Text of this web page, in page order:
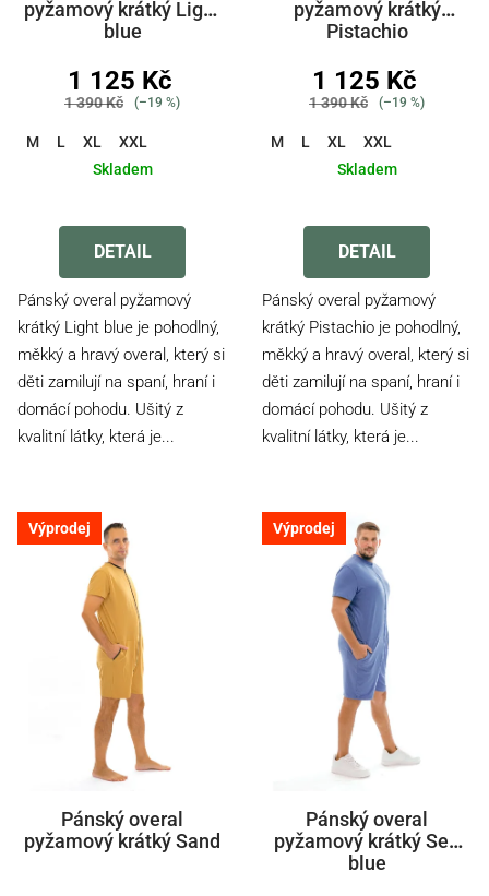
pyžamový krátký Light
blue
1 125 Kč
1 390 Kč (–19 %)
M L XL
XXL
Skladem
hodnocení
produktu
5,0
z
5
hvězdiček.
DETAIL
Pánský overal pyžamový
krátký Light blue je pohodlný,
měkký a hravý overal, který si
děti zamilují na spaní, hraní i
domácí pohodu. Ušitý z
kvalitní látky, která je...
pyžamový krátký
Pistachio
1 125 Kč
1 390 Kč (–19 %)
M L XL
XXL
Skladem
hodnocení
produktu
5,0
z
5
hvězdiček.
DETAIL
Pánský overal pyžamový
krátký Pistachio je pohodlný,
měkký a hravý overal, který si
děti zamilují na spaní, hraní i
domácí pohodu. Ušitý z
kvalitní látky, která je...
Výprodej
Pánský overal
pyžamový krátký Sand
Výprodej
Pánský overal
pyžamový krátký Sea
blue